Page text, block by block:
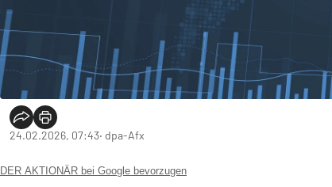
24.02.2026, 07:43‧ dpa-Afx
DER AKTIONÄR bei Google bevorzugen